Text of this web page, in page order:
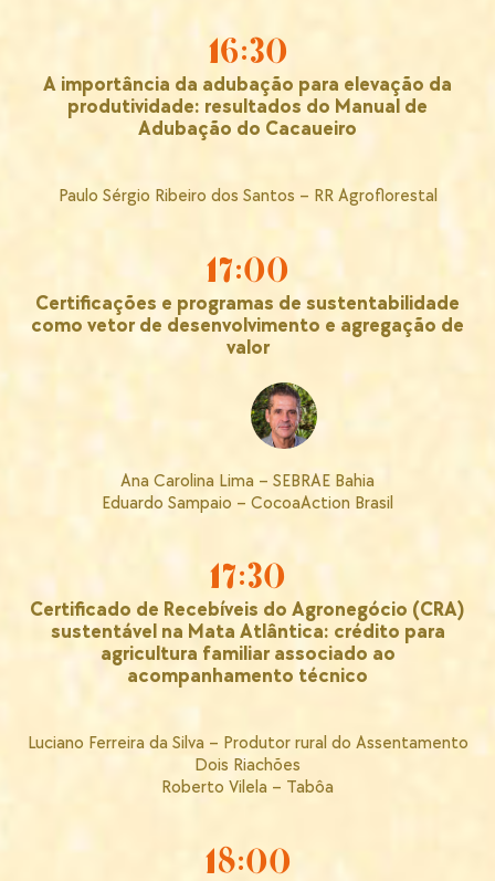
16:30
A importância da adubação para elevação da
produtividade: resultados do Manual de
Adubação do Cacaueiro
Paulo Sérgio Ribeiro dos Santos – RR Agroflorestal
17:00
Certificações e programas de sustentabilidade
como vetor de desenvolvimento e agregação de
valor
Ana Carolina Lima – SEBRAE Bahia
Eduardo Sampaio – CocoaAction Brasil
17:30
Certificado de Recebíveis do Agronegócio (CRA)
sustentável na Mata Atlântica: crédito para
agricultura familiar associado ao
acompanhamento técnico
Luciano Ferreira da Silva – Produtor rural do Assentamento
Dois Riachões
Roberto Vilela – Tabôa
18:00